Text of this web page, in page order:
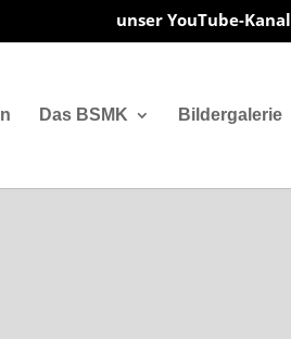
unser YouTube-Kanal
Das BSMK Bildergalerie